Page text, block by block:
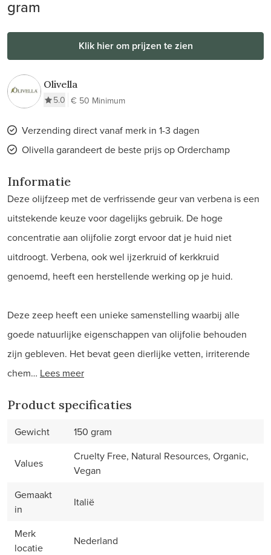
gram
Klik hier om prijzen te zien
Olivella
5.0 € 50 Minimum
Verzending direct vanaf merk in 1-3 dagen
Olivella garandeert de beste prijs op Orderchamp
Informatie
Deze olijfzeep met de verfrissende geur van verbena is een
uitstekende keuze voor dagelijks gebruik. De hoge
concentratie aan olijfolie zorgt ervoor dat je huid niet
uitdroogt. Verbena, ook wel ijzerkruid of kerkkruid
genoemd, heeft een herstellende werking op je huid.
Deze zeep heeft een unieke samenstelling waarbij alle
goede natuurlijke eigenschappen van olijfolie behouden
zijn gebleven. Het bevat geen dierlijke vetten, irriterende
chem… Lees meer
Product specificaties
Gewicht 150 gram
Values
Cruelty Free, Natural Resources, Organic,
Vegan
Gemaakt
in
Italië
Merk
locatie
Nederland